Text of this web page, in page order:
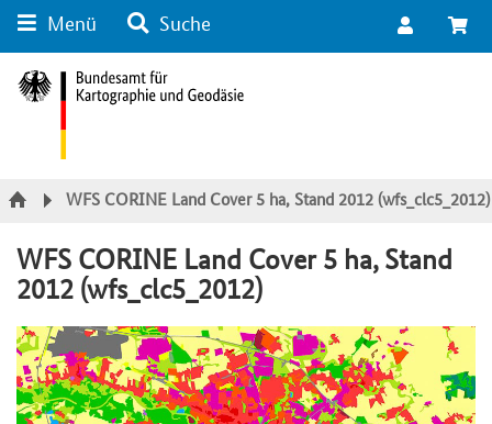
Kategorie Navigation
Menü Suche
WFS CORINE Land Cover 5 ha, Stand 2012 (wfs_clc5_2012)
WFS CORINE Land Cover 5 ha, Stand
2012 (wfs_clc5_2012)